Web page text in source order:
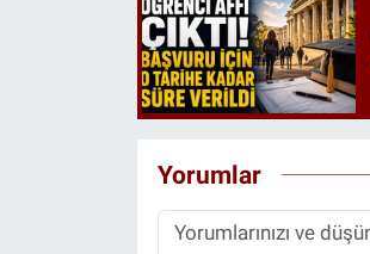
Yorumlar